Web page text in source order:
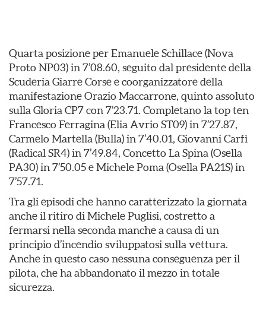
Quarta posizione per Emanuele Schillace (Nova
Proto NP03) in 7’08.60, seguito dal presidente della
Scuderia Giarre Corse e coorganizzatore della
manifestazione Orazio Maccarrone, quinto assoluto
sulla Gloria CP7 con 7’23.71. Completano la top ten
Francesco Ferragina (Elia Avrio ST09) in 7’27.87,
Carmelo Martella (Bulla) in 7’40.01, Giovanni Carfì
(Radical SR4) in 7’49.84, Concetto La Spina (Osella
PA30) in 7’50.05 e Michele Poma (Osella PA21S) in
7’57.71.
Tra gli episodi che hanno caratterizzato la giornata
anche il ritiro di Michele Puglisi, costretto a
fermarsi nella seconda manche a causa di un
principio d’incendio sviluppatosi sulla vettura.
Anche in questo caso nessuna conseguenza per il
pilota, che ha abbandonato il mezzo in totale
sicurezza.